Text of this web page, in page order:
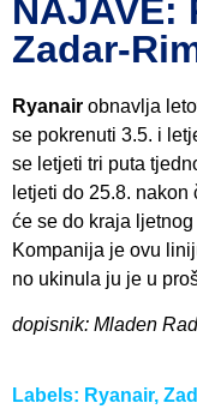
NAJAVE:
Zadar-
Ryanair obnavlja
se pokrenuti 3.5. i
se letjeti tri puta
letjeti do 25.8.
će se do kraja
Kompanija je ovu
no ukinula ju je u
dopisnik: Mladen
Labels: Ryanair,